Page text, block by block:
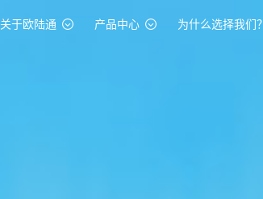
关于欧陆通 产品中心 为什么选择我们？